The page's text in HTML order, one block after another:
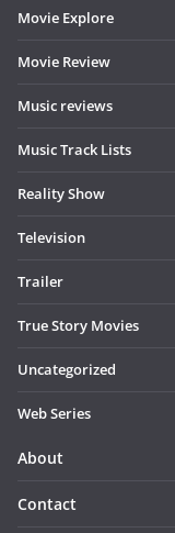
Movie Explore
Movie Review
Music reviews
Music Track Lists
Reality Show
Television
Trailer
True Story Movies
Uncategorized
Web Series
About
Contact